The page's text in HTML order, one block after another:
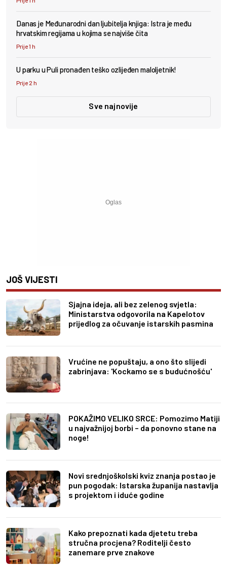
Danas je Međunarodni dan ljubitelja knjiga: Istra je među
hrvatskim regijama u kojima se najviše čita
Prije 1 h
U parku u Puli pronađen teško ozlijeđen maloljetnik!
Prije 2 h
Sve najnovije
JOŠ VIJESTI
Sjajna ideja, ali bez zelenog svjetla:
Ministarstva odgovorila na Kapelotov
prijedlog za očuvanje istarskih pasmina
Vrućine ne popuštaju, a ono što slijedi
zabrinjava: 'Kockamo se s budućnošću'
POKAŽIMO VELIKO SRCE: Pomozimo Matiji
u najvažnijoj borbi – da ponovno stane na
noge!
Novi srednjoškolski kviz znanja postao je
pun pogodak: Istarska županija nastavlja
s projektom i iduće godine
Kako prepoznati kada djetetu treba
stručna procjena? Roditelji često
zanemare prve znakove